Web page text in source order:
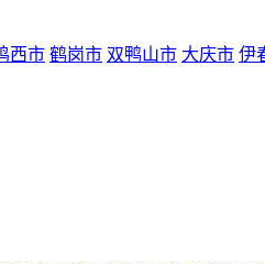
西市 鹤岗市 双鸭山市 大庆市 伊